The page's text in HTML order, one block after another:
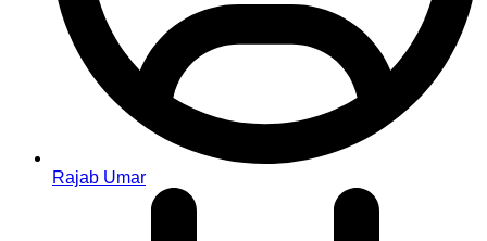
Rajab Umar